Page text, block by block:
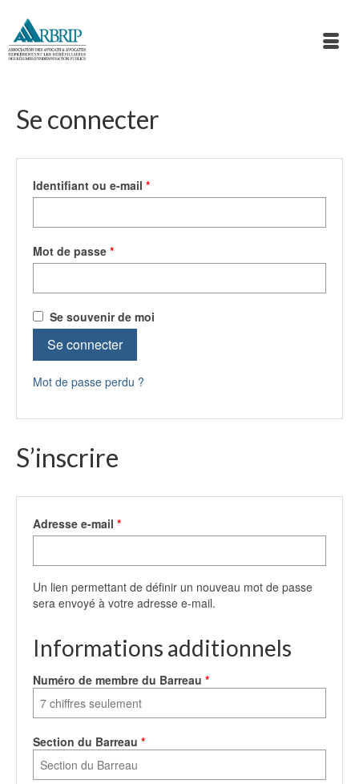
Se connecter
Identifiant ou e-mail *Obligatoire
Mot de passe *Obligatoire
Se souvenir de moi
Se connecter
Mot de passe perdu ?
S’inscrire
Adresse e-mail *Obligatoire
Un lien permettant de définir un nouveau mot de passe
sera envoyé à votre adresse e-mail.
Informations additionnels
Numéro de membre du Barreau *
Section du Barreau *